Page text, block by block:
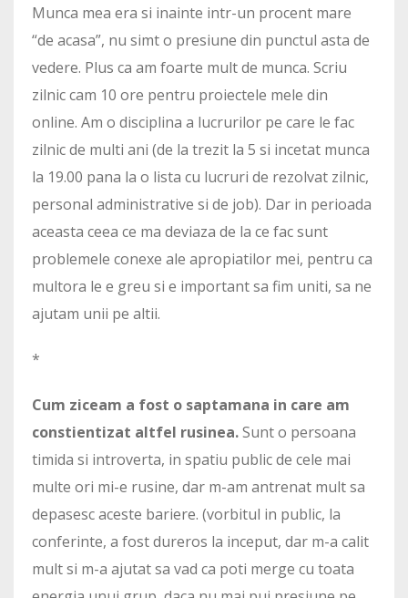
Munca mea era si inainte intr-un procent mare
“de acasa”, nu simt o presiune din punctul asta de
vedere. Plus ca am foarte mult de munca. Scriu
zilnic cam 10 ore pentru proiectele mele din
online. Am o disciplina a lucrurilor pe care le fac
zilnic de multi ani (de la trezit la 5 si incetat munca
la 19.00 pana la o lista cu lucruri de rezolvat zilnic,
personal administrative si de job). Dar in perioada
aceasta ceea ce ma deviaza de la ce fac sunt
problemele conexe ale apropiatilor mei, pentru ca
multora le e greu si e important sa fim uniti, sa ne
ajutam unii pe altii.
*
Cum ziceam a fost o saptamana in care am
constientizat altfel rusinea.Sunt o persoana
timida si introverta, in spatiu public de cele mai
multe ori mi-e rusine, dar m-am antrenat mult sa
depasesc aceste bariere. (vorbitul in public, la
conferinte, a fost dureros la inceput, dar m-a calit
mult si m-a ajutat sa vad ca poti merge cu toata